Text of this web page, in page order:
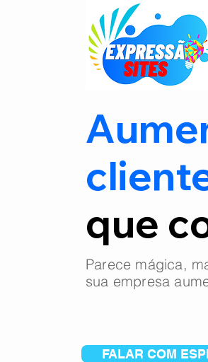
que
Parece mágica,
sua empresa
FALAR COM